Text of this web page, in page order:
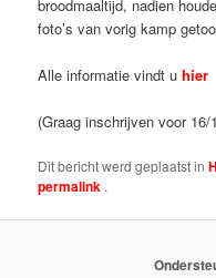
broodmaaltijd, nadien
foto’s van vorig kamp
Alle informatie vindt uhier
(Graag inschrijven voor 16/
Dit bericht werd geplaatst in
permalink .